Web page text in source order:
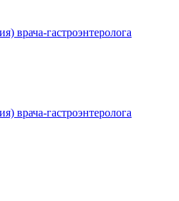
врача-гастроэнтеролога
врача-гастроэнтеролога